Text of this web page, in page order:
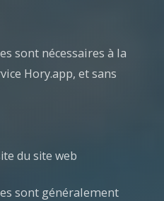
sont nécessaires à la
Hory.app, et sans
du site web
sont généralement